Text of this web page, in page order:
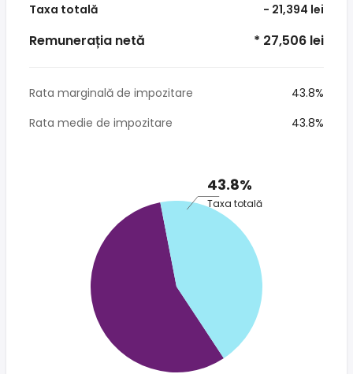
Taxa totală - 21,394 lei
Remunerația netă * 27,506 lei
Rata marginală de impozitare
43.8%
Rata medie de impozitare
43.8%
43.8%
Taxa totală